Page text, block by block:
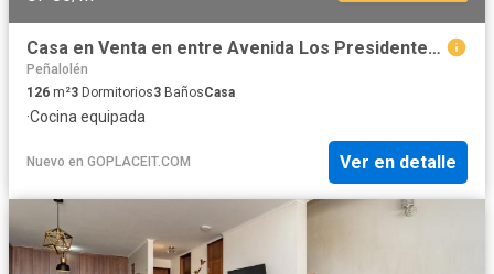
Casa en Venta en entre Avenida Los Presidentes y Avenida Quilín
Peñalolén
126 m²3 Dormitorios3 BañosCasa
·Cocina equipada
Nuevo en GOPLACEIT.COM Ver en detalle